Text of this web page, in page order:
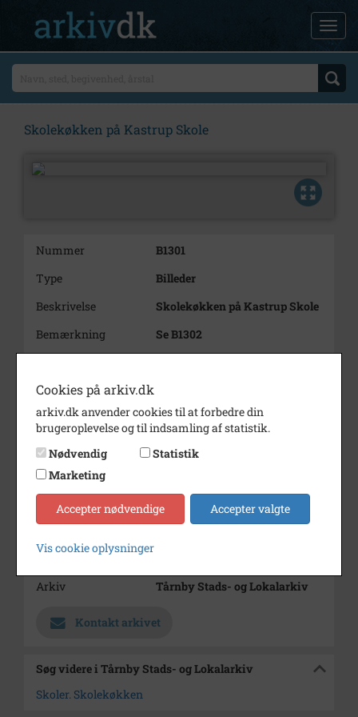
Skolekøkken på Kastrup Skole
Nummer
B1301
Type
Billeder
Beskrivelse
Skolekøkken på Kastrup Skole
Bemærkning
Se B1302
Dateringsnote
Fotograf
Ukendt
Størrelse
13 x 18
Materiale
Se på kort
Enhed
Arkiv
Tårnby Stads- og Lokalarkiv
Kontakt arkivet
Søg videre i Tårnby Stads- og Lokalarkiv
Skoler. Skolekøkken
Cookies på arkiv.dk
arkiv.dk anvender cookies til at forbedre din
brugeroplevelse og til indsamling af statistik.
Nødvendig
Statistik
Marketing
Accepter nødvendige Accepter valgte
Vis cookie oplysninger